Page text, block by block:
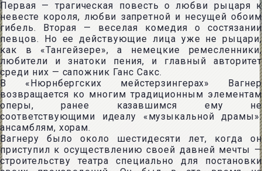
Первая — трагическая повесть о любви рыцаря к
невесте короля, любви запретной и несущей обоим
гибель. Вторая — веселая комедия о состязании
певцов. Но ее действующие лица уже не рыцари,
как в «Тангейзере», а немецкие ремесленники,
любители и знатоки пения, и главный авторитет
среди них — сапожник Ганс Сакс.
В «Нюрнбергских мейстерзингерах» Вагнер
возвращается ко многим традиционным элементам
оперы, ранее казавшимся ему не
соответствующими идеалу «музыкальной драмы»:
ансамблям, хорам.
Вагнеру было около шестидесяти лет, когда он
приступил к осуществлению своей давней мечты —
строительству театра специально для постановки